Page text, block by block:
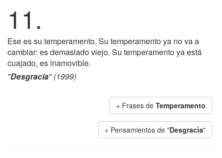
11.
Ese es su temperamento. Su temperamento ya no va a
cambiar: es demasiado viejo. Su temperamento ya está
cuajado, es inamovible.
"Desgracia" (1999)
+ Frases de Temperamento
+ Pensamientos de "Desgracia"